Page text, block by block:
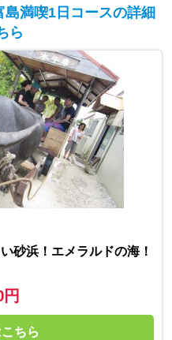
満喫1日コースの詳細
ら
砂浜！エメラルドの海！
円
ちら